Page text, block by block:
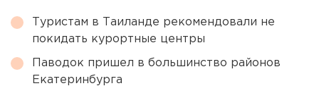
Туристам в Таиланде рекомендовали не
покидать курортные центры
Паводок пришел в большинство районов
Екатеринбурга